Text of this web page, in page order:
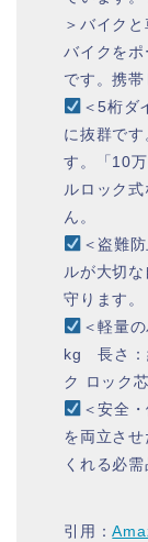
＞バイク
バイクを
です。携帯
＜5桁ダ
に抜群で
す。「10
ルロック
ん。
＜盗難
ルが大切
守ります。
＜軽量
kg 長さ：
ク ロック
＜安全
を両立さ
くれる必需
引用：